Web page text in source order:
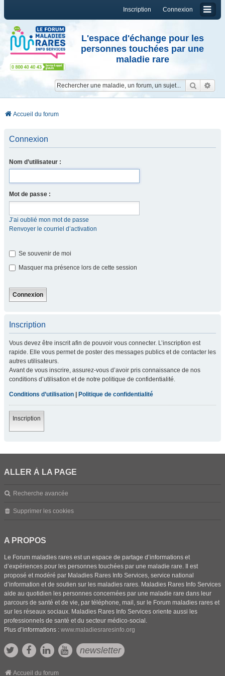
Connexion
Inscription
L'espace d'échange pour les
personnes touchées par une
maladie rare
Accueil du forum
Connexion
Nom d’utilisateur :
Mot de passe :
J’ai oublié mon mot de passe
Renvoyer le courriel d’activation
Se souvenir de moi
Masquer ma présence lors de cette session
Inscription
Vous devez être inscrit afin de pouvoir vous connecter. L’inscription est
rapide. Elle vous permet de poster des messages publics et de contacter les
autres utilisateurs.
Avant de vous inscrire, assurez-vous d’avoir pris connaissance de nos
conditions d’utilisation et de notre politique de confidentialité.
Conditions d’utilisation Politique de confidentialité
Inscription
ALLER À LA PAGE
Recherche avancée
Supprimer les cookies
A PROPOS
Le Forum maladies rares est un espace de partage d’informations et
d’expériences pour les personnes touchées par une maladie rare. Il est
proposé et modéré par Maladies Rares Info Services, service national
d’information et de soutien sur les maladies rares. Maladies Rares Info Services
aide au quotidien les personnes concernées par une maladie rare dans leur
parcours de santé et de vie, par téléphone, mail, sur le Forum maladies rares et
sur les réseaux sociaux. Maladies Rares Info Services oriente aussi les
professionnels de santé et du secteur médico-social.
Plus d’informations : www.maladiesraresinfo.org
newsletter
Accueil du forum